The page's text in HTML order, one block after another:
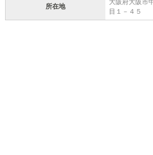
所在地
大阪府大阪市
目１－４５